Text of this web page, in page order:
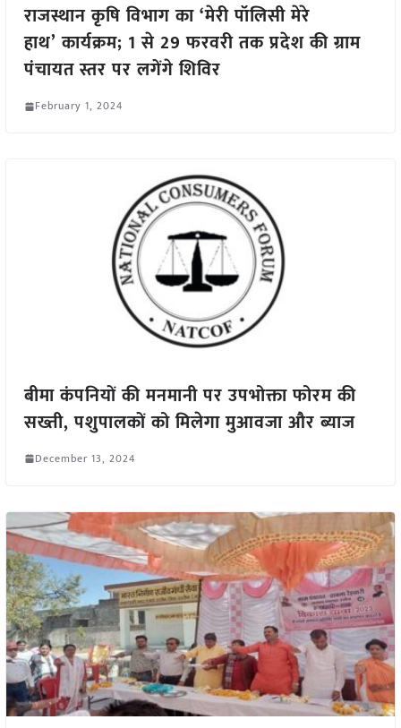
राजस्थान कृषि विभाग का ‘मेरी पॉलिसी मेरे
हाथ’ कार्यक्रम; 1 से 29 फरवरी तक प्रदेश की ग्राम
पंचायत स्तर पर लगेंगे शिविर
February 1, 2024
बीमा कंपनियों की मनमानी पर उपभोक्ता फोरम की
सख्ती, पशुपालकों को मिलेगा मुआवजा और ब्याज
December 13, 2024